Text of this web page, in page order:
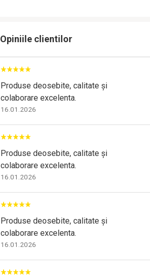
Opiniile clientilor
Produse deosebite, calitate și
colaborare excelenta.
16.01.2026
Produse deosebite, calitate și
colaborare excelenta.
16.01.2026
Produse deosebite, calitate și
colaborare excelenta.
16.01.2026